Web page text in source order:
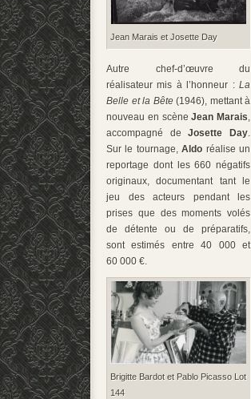
Jean Marais et Josette Day
Autre chef-d’œuvre du
réalisateur mis à l’honneur : La
Belle et la Bête(1946), mettant à
nouveau en scèneJean Marais
accompagné deJosette Day
Sur le tournage,Aldo réalise un
reportage dont les 660 négatifs
originaux, documentant tant le
jeu des acteurs pendant les
prises que des moments volés
de détente ou de préparatifs,
sont estimés entre 40 000 et
60 000 €.
Brigitte Bardot et Pablo Picasso Lot
144